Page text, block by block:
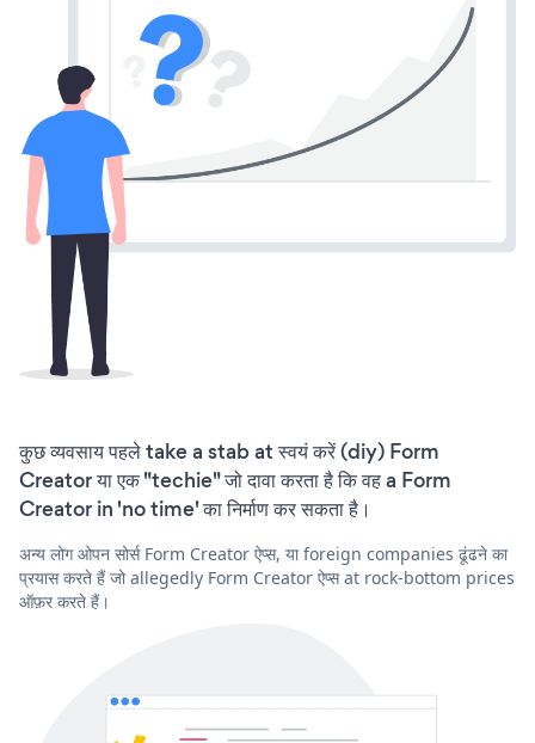
कुछ व्यवसाय पहले take a stab at स्वयं करें (diy) Form
Creator या एक "techie" जो दावा करता है कि वह a Form
Creator in 'no time' का निर्माण कर सकता है।
अन्य लोग ओपन सोर्स Form Creator ऐप्स, या foreign companies ढूंढने का
प्रयास करते हैं जो allegedly Form Creator ऐप्स at rock-bottom prices
ऑफ़र करते हैं।